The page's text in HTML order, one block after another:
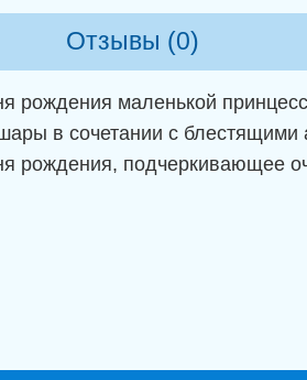
Отзывы (0)
рождения маленькой
в сочетании с блестящими
рождения, подчеркивающее